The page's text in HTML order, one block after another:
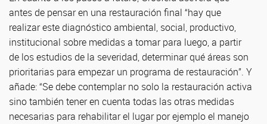
antes de pensar en una restauración final “hay que
realizar este diagnóstico ambiental, social, productivo,
institucional sobre medidas a tomar para luego, a partir
de los estudios de la severidad, determinar qué áreas son
prioritarias para empezar un programa de restauración”. Y
añade: “Se debe contemplar no solo la restauración activa
sino también tener en cuenta todas las otras medidas
necesarias para rehabilitar el lugar por ejemplo el manejo